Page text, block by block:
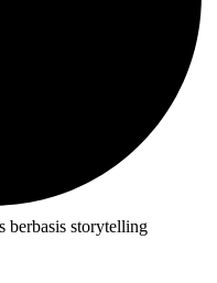
berbasis storytelling